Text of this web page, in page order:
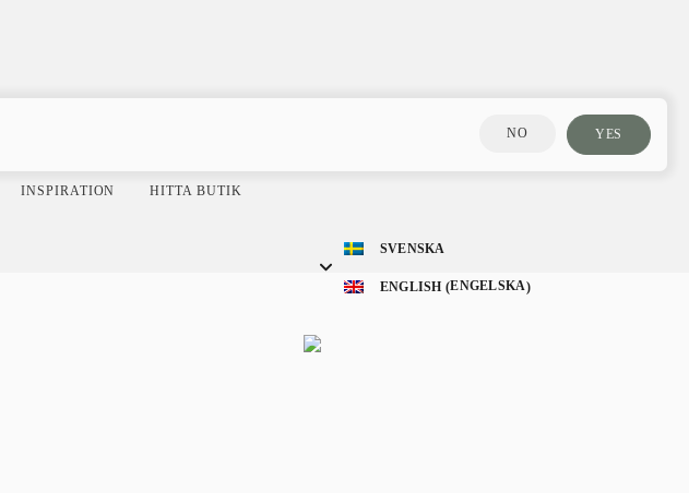
INSPIRATION HITTA BUTIK
SVENSKA
ENGLISH (ENGELSKA)
NO YES